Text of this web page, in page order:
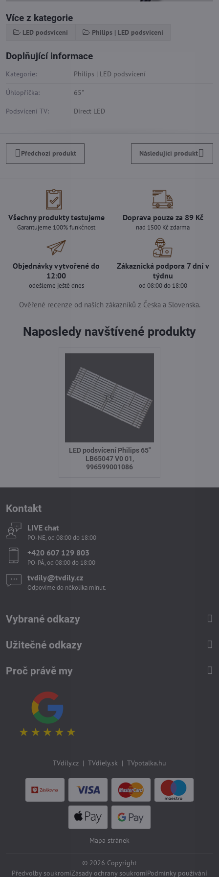
Více z kategorie
LED podsvícení Philips | LED podsvícení
Doplňující informace
Kategorie: Philips | LED podsvícení
Úhlopříčka: 65"
Podsvícení TV: Direct LED
Předchozí produkt Následující produkt
Všechny produkty testujeme
Garantujeme 100% funkčnost
Doprava pouze za 89 Kč
nad 1500 Kč zdarma
Objednávky vytvořené do
12:00
odešleme ještě dnes
Zákaznická podpora 7 dní v
týdnu
od 08:00 do 18:00
Ověřené recenze od našich zákazníků z Česka a Slovenska.
Naposledy navštívené produkty
LED podsvícení Philips 65"
LB65047 V0 01,
996599001086
Kontakt
LIVE chat
PO-NE, od 08:00 do 18:00
+420 607 129 803
PO-PÁ, od 08:00 do 18:00
tvdily​@tvdily​.cz
Odpovíme do několika minut.
Vybrané odkazy
Užitečné odkazy
Proč právě my
TVdíly.cz | TVdiely.sk | TVpotalka.hu
Mapa stránek
© 2026 Copyright
Předvolby soukromíZásady ochrany soukromíPodmínky používání